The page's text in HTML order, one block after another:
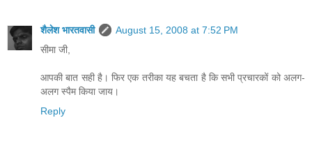
शैलेश भारतवासी
August 15, 2008 at 7:52 PM
सीमा जी,
आपकी बात सही है। फिर एक तरीका यह बचता है कि सभी प्रचारकों को अलग-
अलग स्पैम किया जाय।
Reply